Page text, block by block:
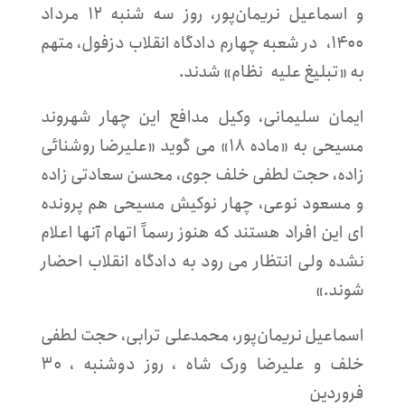
و اسماعیل نریمان‌پور، روز سه شنبه ۱۲ مرداد
۱۴۰۰، در شعبه چهارم دادگاه انقلاب دزفول، متهم
به «تبلیغ علیه نظام» شدند.
ایمان سلیمانی، وکیل مدافع این چهار شهروند
مسیحی به «ماده ۱۸» می گوید «علیرضا روشنائی
زاده، حجت لطفی خلف جوی، محسن سعادتی زاده
و مسعود نوعی، چهار نوکیش مسیحی هم پرونده
ای این افراد هستند که هنوز رسماً اتهام آنها اعلام
نشده ولی انتظار می رود به دادگاه انقلاب احضار
شوند.»
اسماعیل نریمان‌پور، محمدعلی ترابی، حجت لطفی
خلف و علیرضا ورک شاه ، روز دوشنبه ، ۳۰
فروردین